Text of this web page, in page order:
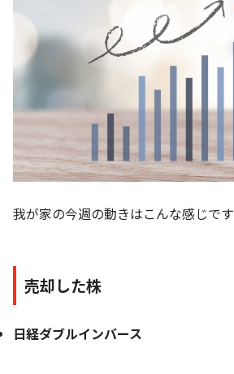
我が家の今週の動きはこんな感じです
売却した株
日経ダブルインバース